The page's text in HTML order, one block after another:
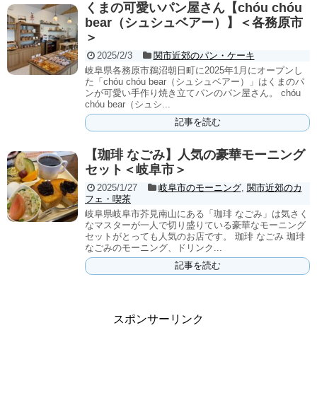
くまの可愛いパン屋さん【chóu chóu
bear（シュシュベアー）】＜各務原市
＞
2025/2/3
関市近郊のパン・ケーキ
岐阜県各務原市鵜沼朝日町に2025年1月にオープンし
た「chóu chóu bear（シュシュベアー）」はくまのパ
ンが可愛い手作り焼き立てパンのパン屋さん。 chóu
chóu bear（シュシ...
記事を読む
【珈琲 なごみ】人気の豪華モーニング
セット＜岐阜市＞
2025/1/27 岐阜市のモーニング, 関市近郊のカ
フェ・喫茶
岐阜県岐阜市芥見南山にある「珈琲 なごみ」は気さく
なマスターが一人で切り盛りている豪華なモーニング
セットがとっても人気のお店です。 珈琲 なごみ 珈琲
なごみのモーニング、ドリンク...
記事を読む
スポンサーリンク